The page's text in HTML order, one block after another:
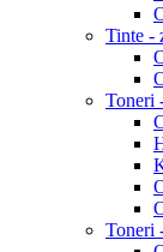
Tinte -
Toneri
Toneri